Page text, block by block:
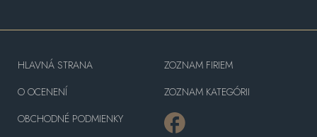
HLAVNÁ STRANA
O OCENENÍ
OBCHODNÉ PODMIENKY
ZOZNAM FIRIEM
ZOZNAM KATEGÓRII